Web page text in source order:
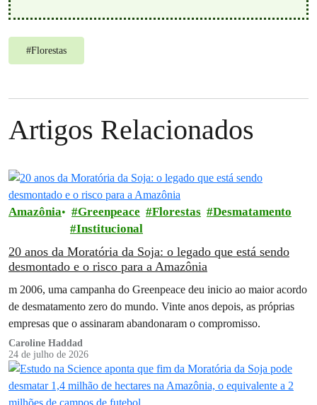
#Florestas
Artigos Relacionados
Amazônia Greenpeace Florestas
Desmatamento
Institucional
20 anos da Moratória da Soja: o legado que está sendo
desmontado e o risco para a Amazônia
m 2006, uma campanha do Greenpeace deu inicio ao maior acordo
de desmatamento zero do mundo. Vinte anos depois, as próprias
empresas que o assinaram abandonaram o compromisso.
Caroline Haddad
24 de julho de 2026